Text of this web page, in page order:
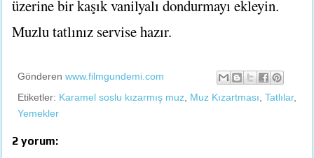
üzerine bir kaşık vanilyalı dondurmayı ekleyin.
Muzlu tatlınız servise hazır.
Gönderen www.filmgundemi.com
Etiketler: Karamel soslu kızarmış muz Muz Kızartması Tatlılar,
Yemekler
2 yorum: